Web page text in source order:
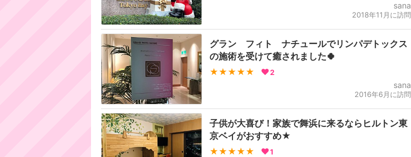
sana
2018年11月に訪問
グラン フィト ナチュールでリンパデトックス
の施術を受けて癒されました🍀
★★★★★ 2
sana
2016年6月に訪問
子供が大喜び！家族で舞浜に来るならヒルトン東
京ベイがおすすめ★
★★★★★ 1